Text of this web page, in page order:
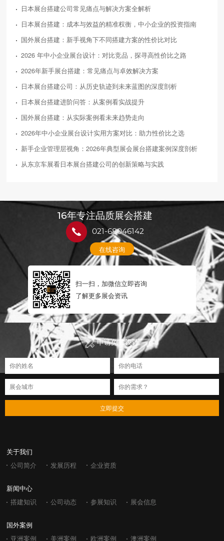
日本展台搭建公司常见痛点与解决方案全解析
日本展台搭建：成本与效益的精准权衡，中小企业的投资指南
国外展台搭建：新手视角下不同搭建方案的性价比对比
2026 年中小企业展台设计：对比竞品，探寻高性价比之路
2026年新手展台搭建：常见痛点与卓效解决方案
日本展台搭建公司：从历史轨迹到未来蓝图的深度剖析
日本展台搭建进阶问答：从案例看实战提升
国外展台搭建：从实际案例看未来趋势走向
2026年中小企业展台设计实用方案对比：助力性价比之选
新手企业管理层视角：2026年典型展会展台搭建案例深度剖析
从东京车展看日本展台搭建公司的创新策略与实践
16年专注品质展会搭建
021-68046142
在线咨询
扫一扫，加微信立即咨询
了解更多展会资讯
申请免费设计
立即提交
关于我们
公司简介 发展历程 企业资质
新闻中心
搭建知识 公司动态 参展知识 展会信息
国外案例
亚洲案例 美洲案例 欧洲案例 澳洲案例